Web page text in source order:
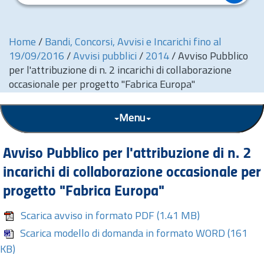
Home / Bandi, Concorsi, Avvisi e Incarichi fino al
19/09/2016 / Avvisi pubblici / 2014 / Avviso Pubblico
per l'attribuzione di n. 2 incarichi di collaborazione
occasionale per progetto "Fabrica Europa"
Menu
Avviso Pubblico per l'attribuzione di n. 2
incarichi di collaborazione occasionale per
progetto "Fabrica Europa"
Scarica avviso in formato PDF (1.41 MB)
Scarica modello di domanda in formato WORD (161
KB)